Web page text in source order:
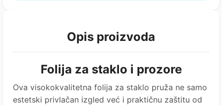
Opis proizvoda
Folija za staklo i prozore
Ova visokokvalitetna folija za staklo pruža ne samo
estetski privlačan izgled već i praktičnu zaštitu od